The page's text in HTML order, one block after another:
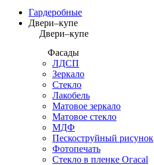
Гардеробные
Двери–купе
Двери–купе
Фасады
ЛДСП
Зеркало
Стекло
Лакобель
Матовое зеркало
Матовое стекло
МДФ
Пескоструйный рисунок
Фотопечать
Стекло в пленке Огасаl